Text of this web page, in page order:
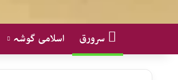
سرورق اسلامی گوشہ